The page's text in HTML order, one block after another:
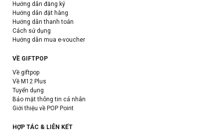
Hướng dẫn đăng ký
Hướng dẫn đặt hàng
Hướng dẫn thanh toán
Cách sử dụng
Hướng dẫn mua e-voucher
VỀ GIFTPOP
Về giftpop
Về M12 Plus
Tuyển dụng
Bảo mật thông tin cá nhân
Giới thiệu về POP Point
HỢP TÁC & LIÊN KẾT